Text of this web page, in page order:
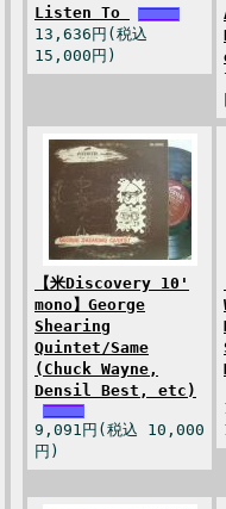
Listen To
13,636円(税込
15,000円)
【米Discovery 10'
mono】George
Shearing
Quintet/Same
(Chuck Wayne,
Densil Best, etc)
9,091円(税込 10,000
円)